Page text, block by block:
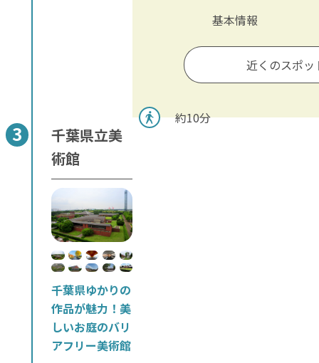
基本情報
近くのスポッ
千葉県立美
術館
千葉県ゆかりの
作品が魅力！美
しいお庭のバリ
アフリー美術館
約10分